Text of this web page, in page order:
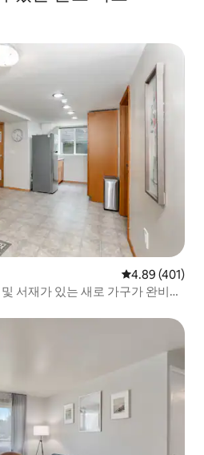
평점 4.89점(5
4.89 (401)
서재가 있는 새로 가구가 완비된